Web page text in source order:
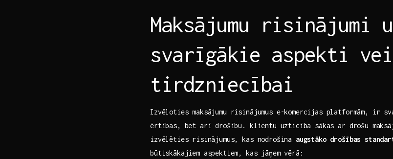
Maksājumu risinājumi
svarīgākie aspekti
tirdzniecībai
Izvēloties maksājumu risinājumus e-komercijas‌ platformām, ir
ērtības, bet arī drošību. klientu uzticība sākas ar drošu
izvēlēties risinājumus, kas nodrošina augstāko drošības
būtiskākajiem aspektiem, kas jāņem vērā: